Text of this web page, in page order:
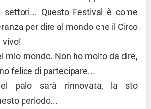
settori... Questo Festival è come
per dire al mondo che il Circo
vivo!
mio mondo. Non ho molto da dire,
felice di partecipare...
palo sarà rinnovata, la sto
periodo...